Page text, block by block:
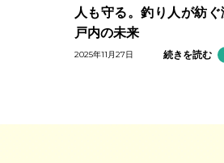
人も守る。釣り人が紡ぐ
戸内の未来
2025年11月27日 続きを読む